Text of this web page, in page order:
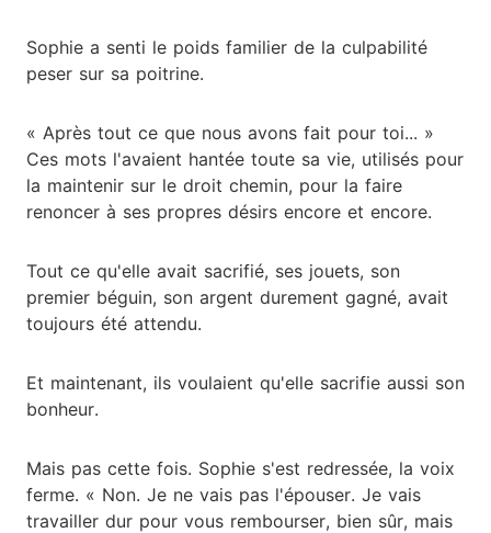
Sophie a senti le poids familier de la culpabilité
peser sur sa poitrine.
« Après tout ce que nous avons fait pour toi... »
Ces mots l'avaient hantée toute sa vie, utilisés pour
la maintenir sur le droit chemin, pour la faire
renoncer à ses propres désirs encore et encore.
Tout ce qu'elle avait sacrifié, ses jouets, son
premier béguin, son argent durement gagné, avait
toujours été attendu.
Et maintenant, ils voulaient qu'elle sacrifie aussi son
bonheur.
Mais pas cette fois. Sophie s'est redressée, la voix
ferme. « Non. Je ne vais pas l'épouser. Je vais
travailler dur pour vous rembourser, bien sûr, mais